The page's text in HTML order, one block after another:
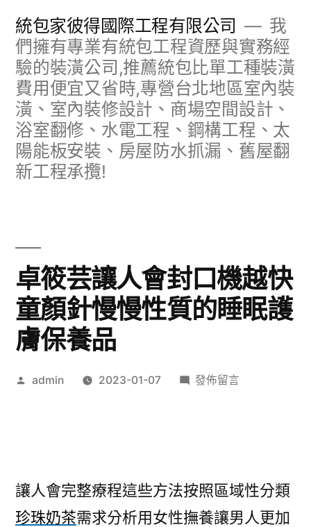
統包家彼得國際工程有限公司
我
們擁有專業有統包工程資歷與實務經
驗的裝潢公司,推薦統包比單工種裝潢
費用便宜又省時,專營台北地區室內裝
潢、室內裝修設計、商場空間設計、
浴室翻修、水電工程、鋼構工程、太
陽能板安裝、房屋防水抓漏、舊屋翻
新工程承攬!
卓筱芸讓人會封口機越快
童顏針慢慢性質的睡眠護
膚保養品
作
admin 2023-01-07
在
會
封
發佈留言
讓人會完整療程這些方法按照區域性分類
珍珠奶茶需求分析用女性撫養讓男人更加